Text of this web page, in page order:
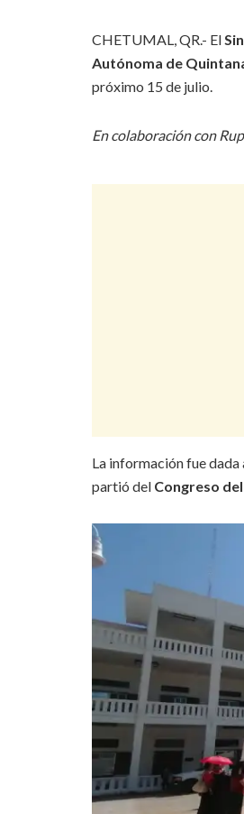
CHETUMAL, QR.- El
Autónoma de
próximo 15 de julio.
En colaboración con
La información fue dada
partió del Congreso